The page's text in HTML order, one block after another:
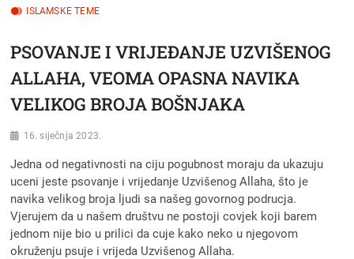
ISLAMSKE TEME
PSOVANJE I VRIJEÐANJE UZVIŠENOG
ALLAHA, VEOMA OPASNA NAVIKA
VELIKOG BROJA BOŠNJAKA
16. siječnja 2023.
Jedna od negativnosti na ciju pogubnost moraju da ukazuju
uceni jeste psovanje i vrijedanje Uzvišenog Allaha, što je
navika velikog broja ljudi sa našeg govornog podrucja.
Vjerujem da u našem društvu ne postoji covjek koji barem
jednom nije bio u prilici da cuje kako neko u njegovom
okruženju psuje i vrijeda Uzvišenog Allaha.